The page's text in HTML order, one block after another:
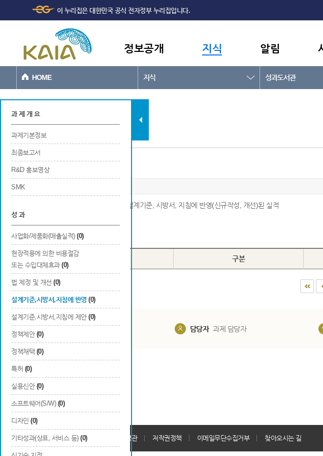
본문바로가기
이 누리집은 대한민국 공식 전자정부 누리집입니다.
정보공개 지식 알림
HOME 지식 성과도서관
과제현황
과 제 개 요
과제기본정보
최종보고서
R&D 홍보영상
SMK
성 과
사업화/제품화(매출실적) (0)
현장적용에 의한 비용절감
또는 수입대체효과 (0)
법 제정 및 개선 (0)
설계기준,시방서,지침에 반영 (0)
설계기준,시방서,지침에 제안 (0)
정책제안 (0)
정책채택 (0)
특허 (0)
실용신안 (0)
소프트웨어(S/W) (0)
디자인 (0)
기타성과(상표, 서비스 등) (0)
설계기준, 시방서, 지침에 반영
※ 연구개발 결과가 공공적인 목적으로 설계기준, 시방서, 지침에 반영(신규작성, 개선)된 실적
Total0건
번호 구분
담당자 과제 담당자
개인정보처리방침 회원가입약관 저작권정책 이메일무단수집거부 찾아오시는 길